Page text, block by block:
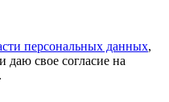
персональных данных,
и даю свое согласие на